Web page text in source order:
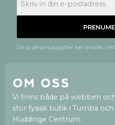
Dina personuppgifter behandlas i
Om oss
Vi finns både på webben
stor fysisk butik i Tumba
Huddinge Centrum.